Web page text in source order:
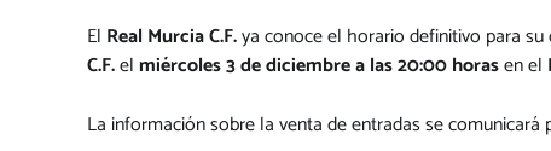
El Real Murcia C.F.ya conoce el horario definitivo para
C.F.elmiércoles 3 de diciembre a las 20:00 horasen el
La información sobre la venta de entradas se